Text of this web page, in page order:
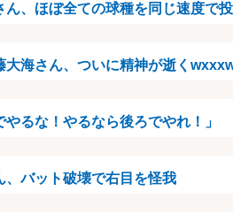
ん、ほぼ全ての球種を同じ速度で
大海さん、ついに精神が逝く
るな！やるなら後ろでやれ！」
、バット破壊で右目を怪我